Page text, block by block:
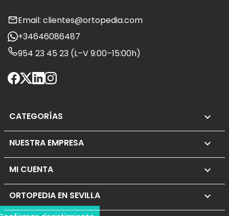
Email: clientes@ortopedia.com
+34646086487
954 23 45 23 (L–V 9:00–15:00h)
CATEGORÍAS 
NUESTRA EMPRESA 
MI CUENTA 
ORTOPEDIA EN SEVILLA keyboard_arrow_down